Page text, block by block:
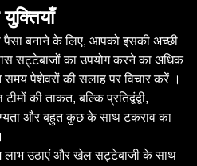
बनाने के लिए, आपको इसकी अच्छी
सट्टेबाजों का उपयोग करने का अधिक
पेशेवरों की सलाह पर विचार करें ।
की ताकत, बल्कि प्रतिद्वंद्वी,
और बहुत कुछ के साथ टकराव का
लाभ उठाएं और खेल सट्टेबाजी के साथ